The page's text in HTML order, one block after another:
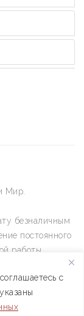
с
Мир.
безналичным
постоянного
работы.
42 — и мы